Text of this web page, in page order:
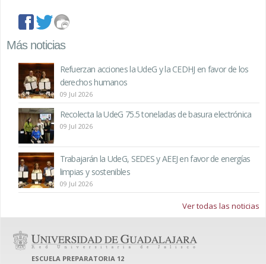
facebook
twitter
Más noticias
Refuerzan acciones la UdeG y la CEDHJ en favor de los
derechos humanos
09 Jul 2026
Recolecta la UdeG 75.5 toneladas de basura electrónica
09 Jul 2026
Trabajarán la UdeG, SEDES y AEEJ en favor de energías
limpias y sostenibles
09 Jul 2026
Ver todas las noticias
ESCUELA PREPARATORIA 12